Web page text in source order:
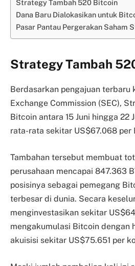
Strategy Tambah 520 Bitcoin
Dana Baru Dialokasikan untuk
Pasar Pantau Pergerakan Saham
Strategy Tambah
Berdasarkan pengajuan terbaru
Exchange Commission (SEC),
Bitcoin antara 15 Juni hingga 22
rata-rata sekitar US$67.068 per
Tambahan tersebut membuat
perusahaan mencapai 847.363
posisinya sebagai pemegang
terbesar di dunia. Secara
menginvestasikan sekitar
mengakumulasi Bitcoin dengan
akuisisi sekitar US$75.651 per